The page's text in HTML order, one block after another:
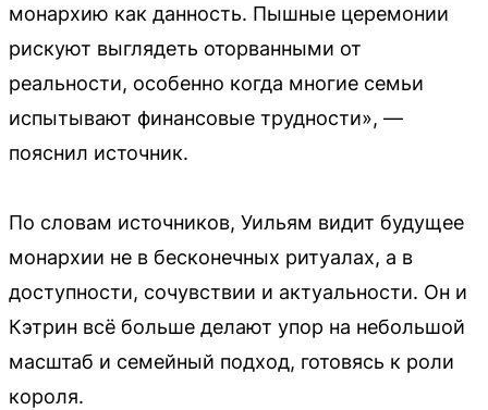
монархию как данность. Пышные церемонии
рискуют выглядеть оторванными от
реальности, особенно когда многие семьи
испытывают финансовые трудности», —
пояснил источник.
По словам источников, Уильям видит будущее
монархии не в бесконечных ритуалах, а в
доступности, сочувствии и актуальности. Он и
Кэтрин всё больше делают упор на небольшой
масштаб и семейный подход, готовясь к роли
короля.